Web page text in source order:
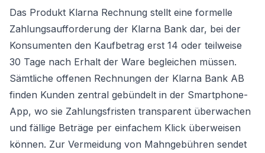
Das Produkt Klarna Rechnung stellt eine formelle
Zahlungsaufforderung der Klarna Bank dar, bei der
Konsumenten den Kaufbetrag erst 14 oder teilweise
30 Tage nach Erhalt der Ware begleichen müssen.
Sämtliche offenen Rechnungen der Klarna Bank AB
finden Kunden zentral gebündelt in der Smartphone-
App, wo sie Zahlungsfristen transparent überwachen
und fällige Beträge per einfachem Klick überweisen
können. Zur Vermeidung von Mahngebühren sendet